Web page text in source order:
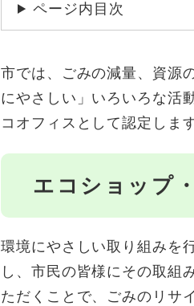
ページ内目次
市では、ごみの減量、資源
にやさしい」いろいろな活
コオフィスとして認定します
エコショップ
環境にやさしい取り組みを
し、市民の皆様にその取組
ただくことで、ごみのリサ